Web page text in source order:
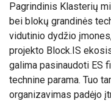
Pagrindinis Klasterių
bei blokų grandinės
vidutinio dydžio
projekto Block.IS
galima pasinaudoti ES
technine parama. Tuo
organizavimas padėjo